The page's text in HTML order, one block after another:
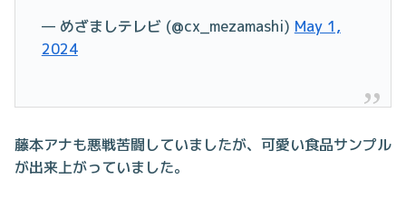
— めざましテレビ (@cx_mezamashi) May 1,
2024
藤本アナも悪戦苦闘していましたが、可愛い食品サンプル
が出来上がっていました。